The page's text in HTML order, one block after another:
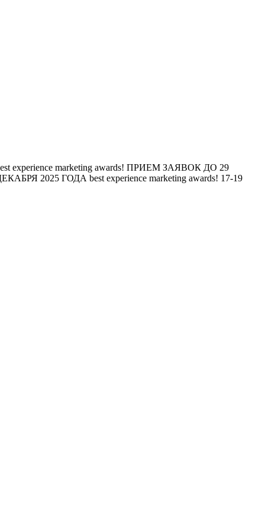
experience marketing awards! ПРИЕМ ЗАЯВОК ДО 29
2025 ГОДА best experience marketing awards! 17-19